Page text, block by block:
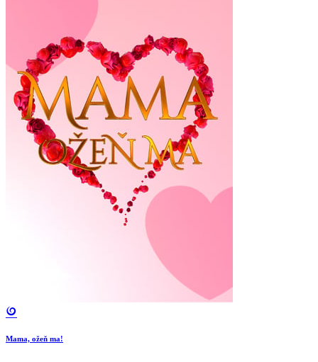
Mama, ožeň ma!